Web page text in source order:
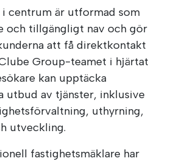
centrum är utformad som
och tillgängligt nav och gör
att få direktkontakt
Group-teamet i hjärtat
kan upptäcka
utbud av tjänster, inklusive
uthyrning,
utveckling.
fastighetsmäklare har